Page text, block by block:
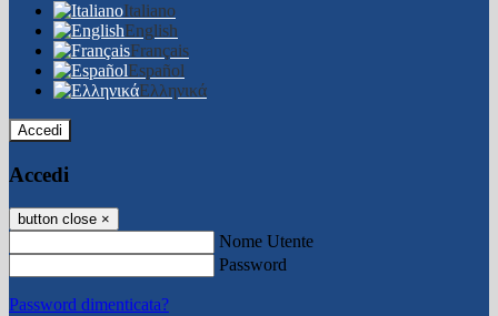
Italiano
English
Français
Español
Ελληνικά
Accedi
Accedi
button close ×
Nome Utente
Password
Password dimenticata?